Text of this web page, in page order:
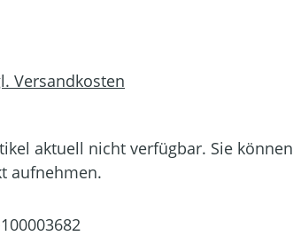
Versandkosten
aktuell nicht verfügbar. Sie können
aufnehmen.